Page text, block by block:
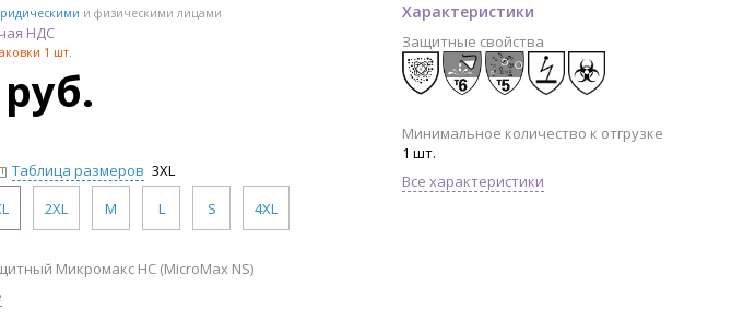
и физическими лицами
НДС
1 шт.
Таблица размеров 3XL
2XL M L S 4XL
Характеристики
Защитные свойства
Минимальное количество к отгрузке
1 шт.
Все характеристики
Микромакс НС (MicroMax NS)